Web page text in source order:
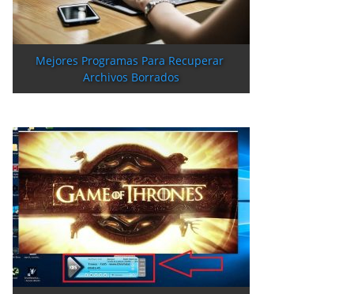
Mejores Programas Para Recuperar
Archivos Borrados